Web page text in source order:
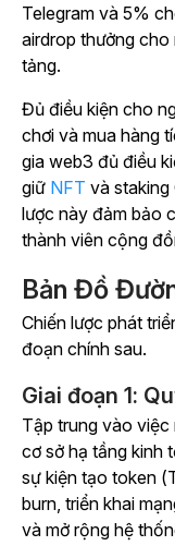
Telegram và 5%
airdrop thưởng
tảng.
Đủ điều kiện cho
chơi và mua hàng
gia web3 đủ điều
giữ NFT và staking
lược này đảm bảo
thành viên cộng
Bản Đồ
Chiến lược phát
đoạn chính sau.
Giai đoạn 1:
Tập trung vào việc
cơ sở hạ tầng kinh
sự kiện tạo token
burn, triển khai
và mở rộng hệ